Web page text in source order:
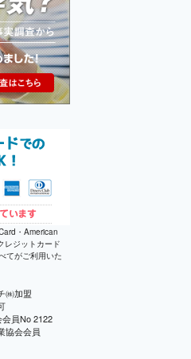
・American
レジットカード
てがご利用いた
㈱加盟
員No 2122
協会会員